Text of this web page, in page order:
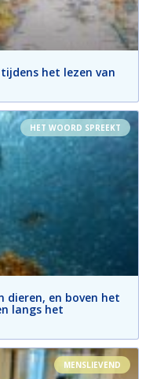
het lezen van
HET WOORD SPREEKT
dieren, en boven het
langs het
MENSLIEVEND